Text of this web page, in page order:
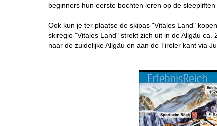
beginners hun eerste bochten leren op de sleepliften
Ook kun je ter plaatse de skipas "Vitales Land"
skiregio "Vitales Land" strekt zich uit in de Allgäu
naar de zuidelijke Allgäu en aan de Tiroler kant via